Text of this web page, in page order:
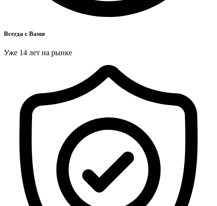
Всегда с Вами
Уже 14 лет на рынке